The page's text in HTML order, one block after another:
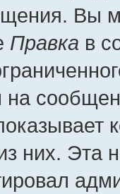
Вы
Правка в
на
них. Эта